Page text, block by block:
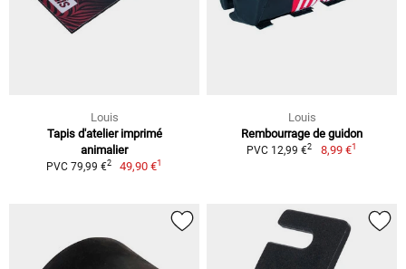
Louis
Tapis d'atelier imprimé
animalier
PVC 79,99 €2 49,90 €1
Louis
Rembourrage de guidon
PVC 12,99 €2 8,99 €1